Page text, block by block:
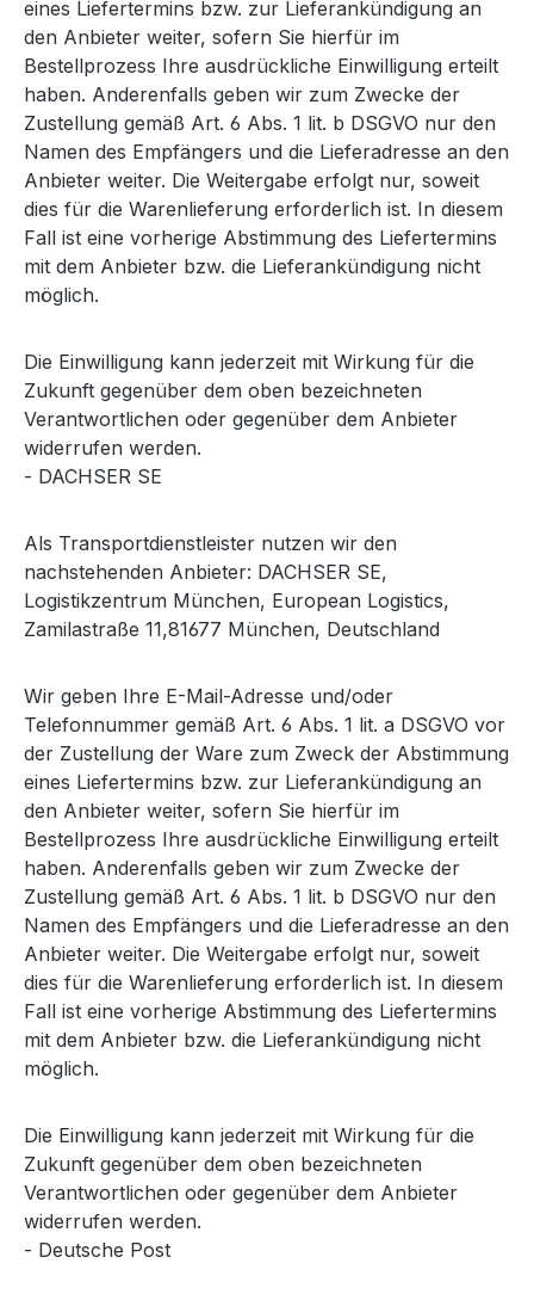
eines Liefertermins bzw. zur Lieferankündigung an
den Anbieter weiter, sofern Sie hierfür im
Bestellprozess Ihre ausdrückliche Einwilligung erteilt
haben. Anderenfalls geben wir zum Zwecke der
Zustellung gemäß Art. 6 Abs. 1 lit. b DSGVO nur den
Namen des Empfängers und die Lieferadresse an den
Anbieter weiter. Die Weitergabe erfolgt nur, soweit
dies für die Warenlieferung erforderlich ist. In diesem
Fall ist eine vorherige Abstimmung des Liefertermins
mit dem Anbieter bzw. die Lieferankündigung nicht
möglich.
Die Einwilligung kann jederzeit mit Wirkung für die
Zukunft gegenüber dem oben bezeichneten
Verantwortlichen oder gegenüber dem Anbieter
widerrufen werden.
- DACHSER SE
Als Transportdienstleister nutzen wir den
nachstehenden Anbieter: DACHSER SE,
Logistikzentrum München, European Logistics,
Zamilastraße 11,81677 München, Deutschland
Wir geben Ihre E-Mail-Adresse und/oder
Telefonnummer gemäß Art. 6 Abs. 1 lit. a DSGVO vor
der Zustellung der Ware zum Zweck der Abstimmung
eines Liefertermins bzw. zur Lieferankündigung an
den Anbieter weiter, sofern Sie hierfür im
Bestellprozess Ihre ausdrückliche Einwilligung erteilt
haben. Anderenfalls geben wir zum Zwecke der
Zustellung gemäß Art. 6 Abs. 1 lit. b DSGVO nur den
Namen des Empfängers und die Lieferadresse an den
Anbieter weiter. Die Weitergabe erfolgt nur, soweit
dies für die Warenlieferung erforderlich ist. In diesem
Fall ist eine vorherige Abstimmung des Liefertermins
mit dem Anbieter bzw. die Lieferankündigung nicht
möglich.
Die Einwilligung kann jederzeit mit Wirkung für die
Zukunft gegenüber dem oben bezeichneten
Verantwortlichen oder gegenüber dem Anbieter
widerrufen werden.
- Deutsche Post